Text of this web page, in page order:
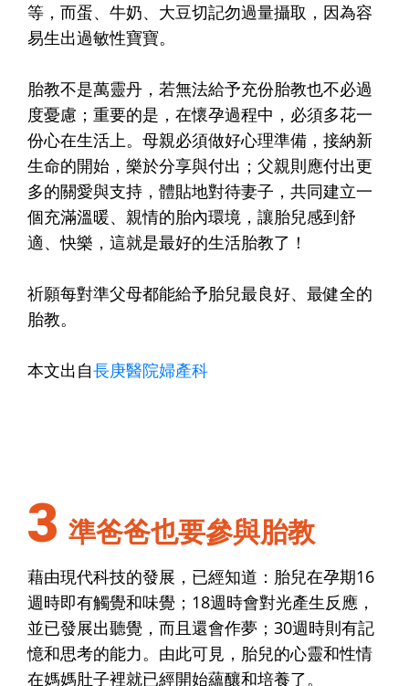
等，而蛋、牛奶、大豆切記勿過量攝取，因為容
易生出過敏性寶寶。
胎教不是萬靈丹，若無法給予充份胎教也不必過
度憂慮；重要的是，在懷孕過程中，必須多花一
份心在生活上。母親必須做好心理準備，接納新
生命的開始，樂於分享與付出；父親則應付出更
多的關愛與支持，體貼地對待妻子，共同建立一
個充滿溫暖、親情的胎內環境，讓胎兒感到舒
適、快樂，這就是最好的生活胎教了！
祈願每對準父母都能給予胎兒最良好、最健全的
胎教。
本文出自長庚醫院婦產科
3 準爸爸也要參與胎教
藉由現代科技的發展，已經知道：胎兒在孕期16
週時即有觸覺和味覺；18週時會對光產生反應，
並已發展出聽覺，而且還會作夢；30週時則有記
憶和思考的能力。由此可見，胎兒的心靈和性情
在媽媽肚子裡就已經開始蘊釀和培養了。